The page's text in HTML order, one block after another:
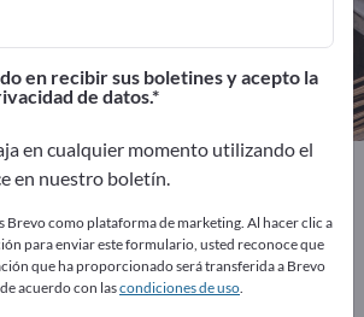
Ingeniería sanitaria
gratis en Exportpages!
– Productos usados – Contactos
en recibir sus boletines y acepto la
de datos.
en cualquier momento utilizando el
en nuestro boletín.
Brevo como plataforma de marketing. Al hacer clic a
para enviar este formulario, usted reconoce que
que ha proporcionado será transferida a Brevo
acuerdo con lascondiciones de uso.